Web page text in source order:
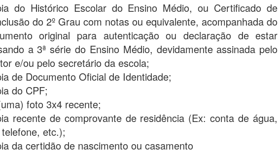
do Histórico Escolar do Ensino Médio, ou Certificado de
do 2º Grau com notas ou equivalente, acompanhada do
original para autenticação ou declaração de estar
a 3ª série do Ensino Médio, devidamente assinada pelo
e/ou pelo secretário da escola;
de Documento Oficial de Identidade;
do CPF;
foto 3x4 recente;
recente de comprovante de residência (Ex: conta de água,
etc.);
da certidão de nascimento ou casamento